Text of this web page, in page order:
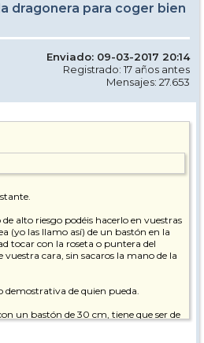
dragonera para coger bien
Enviado: 09-03-2017 20:14
Registrado: 17 años antes
Mensajes: 27.653
alto riesgo podéis hacerlo en vuestras
(yo las llamo así) de un bastón en la
tocar con la roseta o puntera del
cara, sin sacaros la mano de la
demostrativa de quien pueda.
un bastón de 30 cm, tiene que ser de